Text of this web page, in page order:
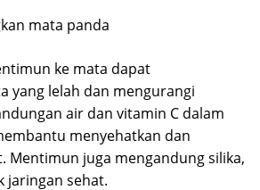
ke mata dapat
yang lelah dan mengurangi
air dan vitamin C dalam
menyehatkan dan
Mentimun juga mengandung silika,
jaringan sehat.